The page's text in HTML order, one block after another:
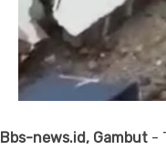
Bbs-news.id, Gambut -